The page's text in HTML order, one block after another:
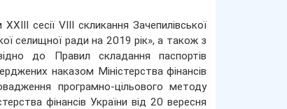
сесії VIII скликання Зачепилівської
селищної ради на 2019 рік», а також з
до Правил складання паспортів
наказом Міністерства фінансів
програмно-цільового методу
фінансів України від 20 вересня